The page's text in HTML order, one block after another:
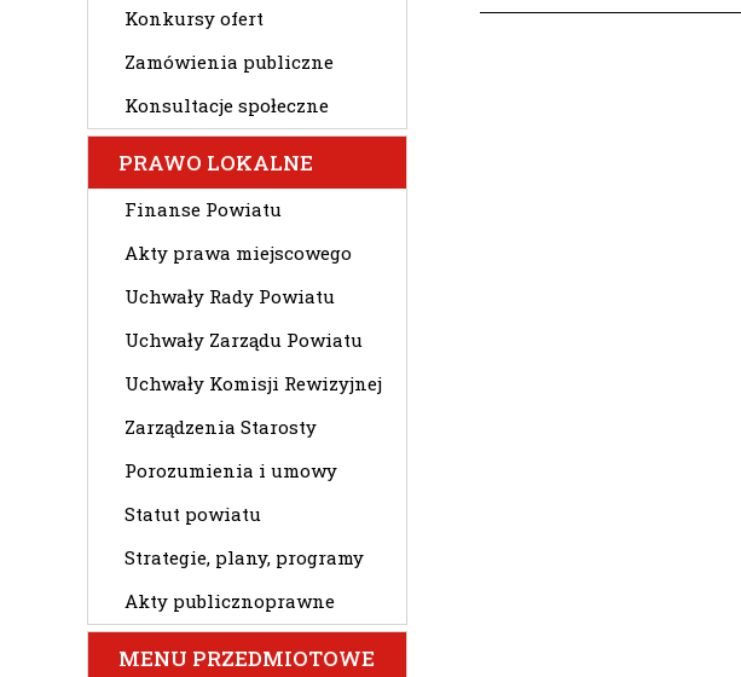
Konkursy ofert
Zamówienia publiczne
Konsultacje społeczne
PRAWO LOKALNE
Finanse Powiatu
Akty prawa miejscowego
Uchwały Rady Powiatu
Uchwały Zarządu Powiatu
Uchwały Komisji Rewizyjnej
Zarządzenia Starosty
Porozumienia i umowy
Statut powiatu
Strategie, plany, programy
Akty publicznoprawne
MENU PRZEDMIOTOWE